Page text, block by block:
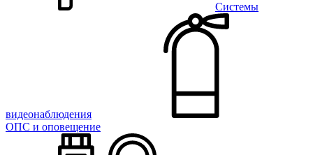
Системы
видеонаблюдения
ОПС и оповещение